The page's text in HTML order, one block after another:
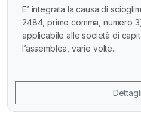
E’ integrata la causa di
2484, primo comma, numero
applicabile alle società di
l’assemblea, varie volte...
Dettagli